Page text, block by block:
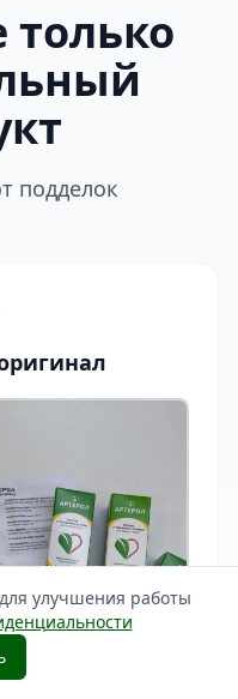
улучшения работы
только
подделок